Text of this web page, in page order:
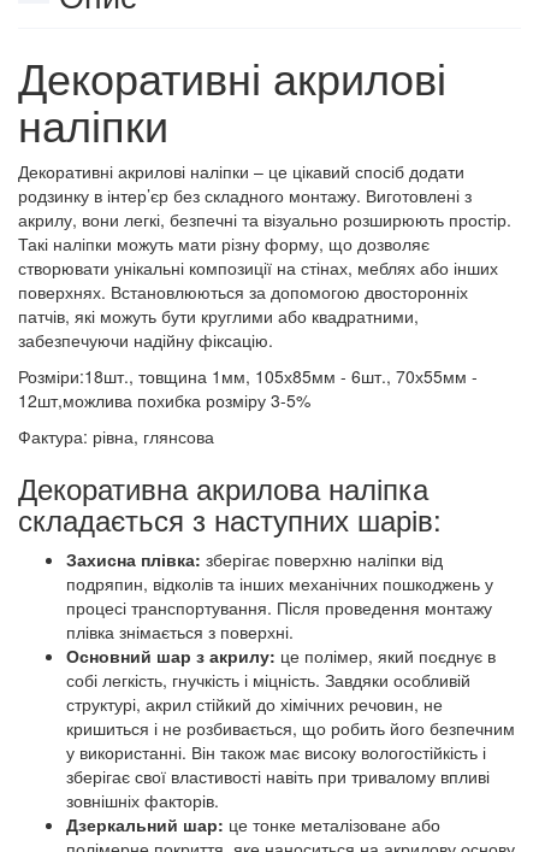
Декоративні акрилові
наліпки
Декоративні акрилові наліпки – це цікавий спосіб додати
родзинку в інтер’єр без складного монтажу. Виготовлені з
акрилу, вони легкі, безпечні та візуально розширюють простір.
Такі наліпки можуть мати різну форму, що дозволяє
створювати унікальні композиції на стінах, меблях або інших
поверхнях. Встановлюються за допомогою двосторонніх
патчів, які можуть бути круглими або квадратними,
забезпечуючи надійну фіксацію.
Розміри:18шт., товщина 1мм, 105х85мм - 6шт., 70х55мм -
12шт,можлива похибка розміру 3-5%
Фактура: рівна, глянсова
Декоративна акрилова наліпка
складається з наступних шарів:
Захисна плівка: зберігає поверхню наліпки від
подряпин, відколів та інших механічних пошкоджень у
процесі транспортування. Після проведення монтажу
плівка знімається з поверхні.
Основний шар з акрилу: це полімер, який поєднує в
собі легкість, гнучкість і міцність. Завдяки особливій
структурі, акрил стійкий до хімічних речовин, не
кришиться і не розбивається, що робить його безпечним
у використанні. Він також має високу вологостійкість і
зберігає свої властивості навіть при тривалому впливі
зовнішніх факторів.
Дзеркальний шар: це тонке металізоване або